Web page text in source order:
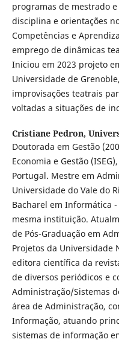
programas de mestrado
disciplina e orientações
Competências e
emprego de dinâmicas
Iniciou em 2023 projeto
Universidade de
improvisações teatrais
voltadas a situações de
Cristiane Pedron,
Doutorada em Gestão
Economia e Gestão
Portugal. Mestre em
Universidade do Vale do
Bacharel em Informática
mesma instituição.
de Pós-Graduação em
Projetos da Universidade
editora científica da
de diversos periódicos e
Administração/Sistemas
área de Administração,
Informação, atuando
sistemas de informação